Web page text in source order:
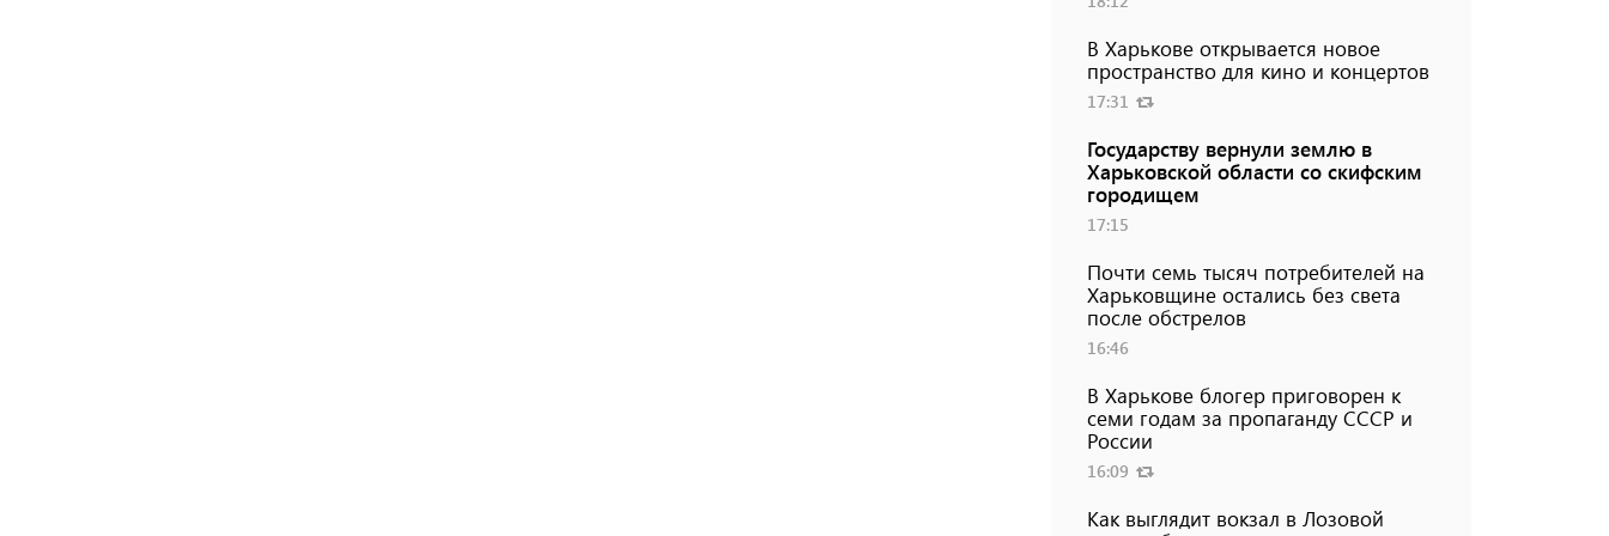
В Харькове открывается новое
пространство для кино и концертов
17:31
Государству вернули землю в
Харьковской области со скифским
городищем
17:15
Почти семь тысяч потребителей на
Харьковщине остались без света
после обстрелов
16:46
В Харькове блогер приговорен к
семи годам за пропаганду СССР и
России
16:09
Как выглядит вокзал в Лозовой